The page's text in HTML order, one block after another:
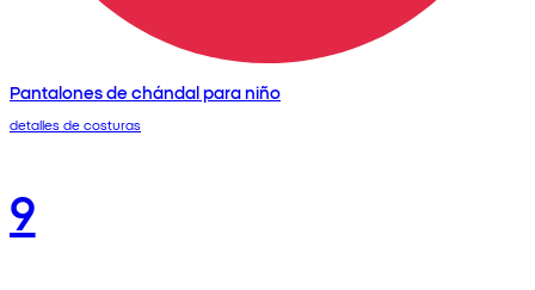
Pantalones de chándal para niño
detalles de costuras
9